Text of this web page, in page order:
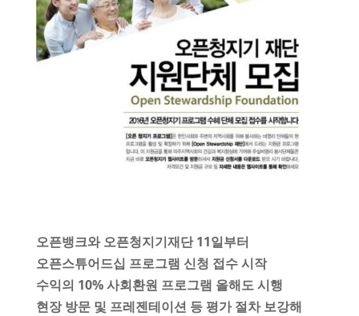
오픈뱅크와 오픈청지기재단 11일부터
오픈스튜어드십 프로그램 신청 접수 시작
수익의 10% 사회환원 프로그램 올해도 시행
현장 방문 및 프레젠테이션 등 평가 절차 보강해